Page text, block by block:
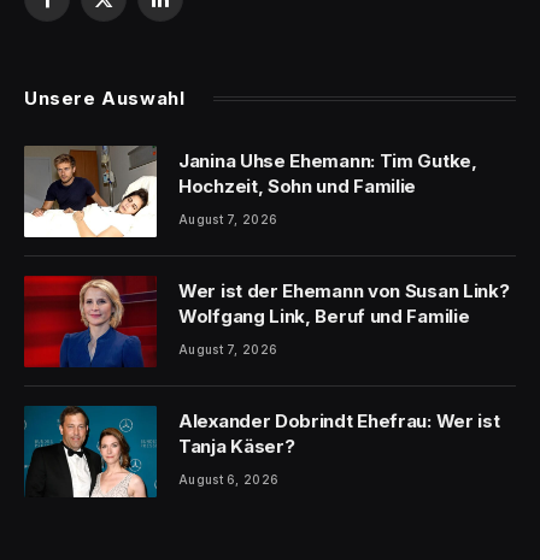
Facebook
X
LinkedIn
Unsere Auswahl
Janina Uhse Ehemann: Tim Gutke,
Hochzeit, Sohn und Familie
August 7, 2026
Wer ist der Ehemann von Susan Link?
Wolfgang Link, Beruf und Familie
August 7, 2026
Alexander Dobrindt Ehefrau: Wer ist
Tanja Käser?
August 6, 2026